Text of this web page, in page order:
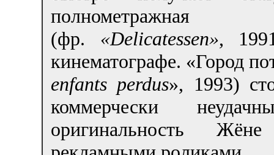
полнометражная
(фр. «Delicatessen»,
кинематографе. «Город
enfants perdus», 1993)
коммерчески
оригинальность